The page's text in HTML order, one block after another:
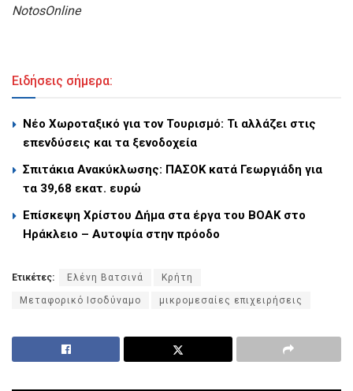
NotosOnline
Ειδήσεις σήμερα:
Νέο Χωροταξικό για τον Τουρισμό: Τι αλλάζει στις
επενδύσεις και τα ξενοδοχεία
Σπιτάκια Ανακύκλωσης: ΠΑΣΟΚ κατά Γεωργιάδη για
τα 39,68 εκατ. ευρώ
Επίσκεψη Χρίστου Δήμα στα έργα του ΒΟΑΚ στο
Ηράκλειο – Αυτοψία στην πρόοδο
Ετικέτες: Ελένη Βατσινά Κρήτη
Μεταφορικό Ισοδύναμο μικρομεσαίες επιχειρήσεις